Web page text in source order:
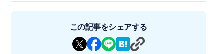
この記事をシェアする